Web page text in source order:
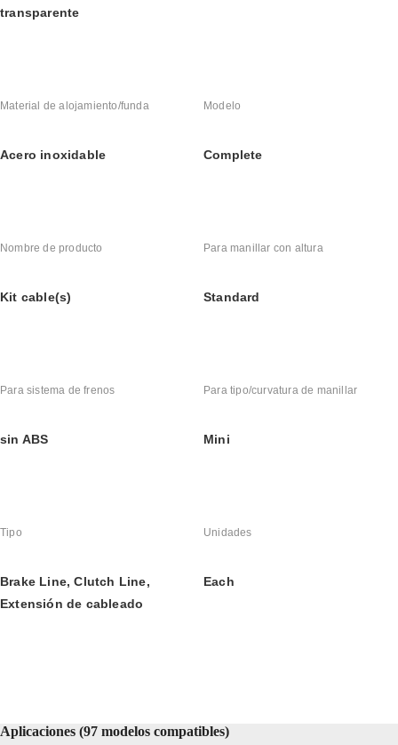
transparente
Material de alojamiento/funda
Acero inoxidable
Modelo
Complete
Nombre de producto
Kit cable(s)
Para manillar con altura
Standard
Para sistema de frenos
sin ABS
Para tipo/curvatura de manillar
Mini
Tipo
Brake Line, Clutch Line,
Extensión de cableado
Unidades
Each
Aplicaciones (97 modelos compatibles)